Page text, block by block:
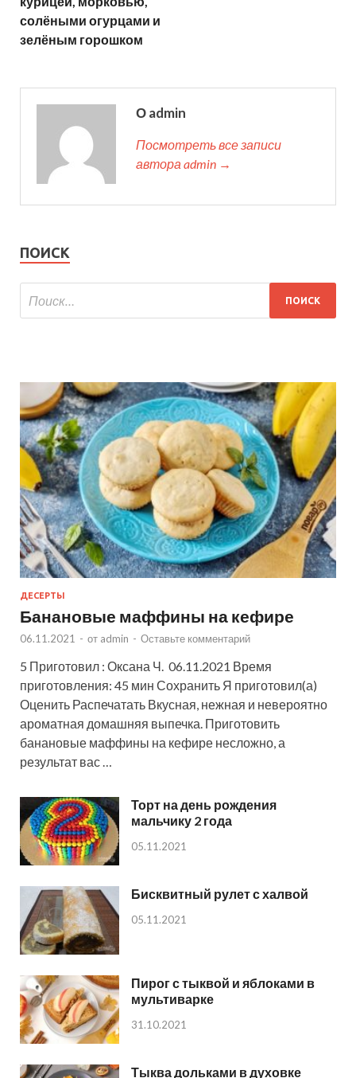
солёными огурцами и
зелёным горошком
О admin
Посмотреть все записи
автора admin →
ПОИСК
ДЕСЕРТЫ
Банановые маффины на кефире
06.11.2021 - от admin - Оставьте комментарий
5 Приготовил : Оксана Ч. 06.11.2021 Время
приготовления: 45 мин Сохранить Я приготовил(а)
Оценить Распечатать Вкусная, нежная и невероятно
ароматная домашняя выпечка. Приготовить
банановые маффины на кефире несложно, а
результат вас …
Торт на день рождения
мальчику 2 года
05.11.2021
Бисквитный рулет с халвой
05.11.2021
Пирог с тыквой и яблоками в
мультиварке
31.10.2021
Тыква дольками в духовке